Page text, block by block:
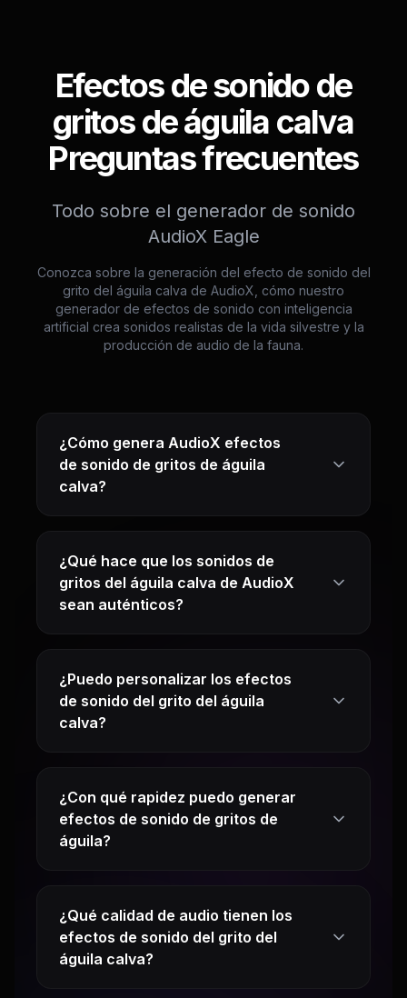
Efectos de sonido de
gritos de águila calva
Preguntas frecuentes
Todo sobre el generador de sonido
AudioX Eagle
Conozca sobre la generación del efecto de sonido del
grito del águila calva de AudioX, cómo nuestro
generador de efectos de sonido con inteligencia
artificial crea sonidos realistas de la vida silvestre y la
producción de audio de la fauna.
¿Cómo genera AudioX efectos
de sonido de gritos de águila
calva?
¿Qué hace que los sonidos de
gritos del águila calva de AudioX
sean auténticos?
¿Puedo personalizar los efectos
de sonido del grito del águila
calva?
¿Con qué rapidez puedo generar
efectos de sonido de gritos de
águila?
¿Qué calidad de audio tienen los
efectos de sonido del grito del
águila calva?